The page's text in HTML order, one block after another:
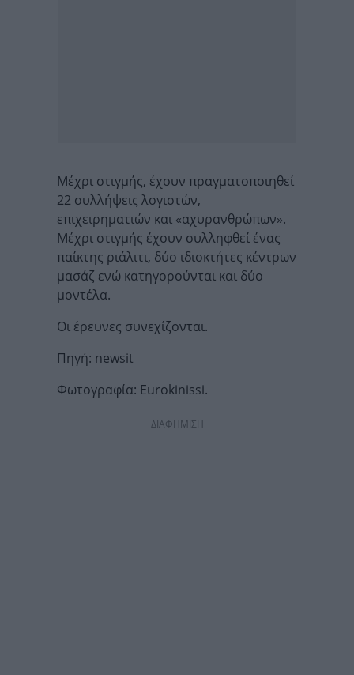
Μέχρι στιγμής, έχουν πραγματοποιηθεί
22 συλλήψεις λογιστών,
επιχειρηματιών και «αχυρανθρώπων».
Μέχρι στιγμής έχουν συλληφθεί ένας
παίκτης ριάλιτι, δύο ιδιοκτήτες κέντρων
μασάζ ενώ κατηγορούνται και δύο
μοντέλα.
Οι έρευνες συνεχίζονται.
Πηγή: newsit
Φωτογραφία: Eurokinissi.
ΔΙΑΦΗΜΙΣΗ